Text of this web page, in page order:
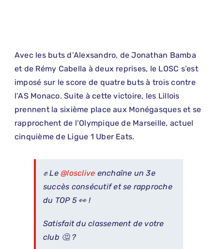
Avec les buts d’Alexsandro, de Jonathan Bamba
et de Rémy Cabella à deux reprises, le LOSC s’est
imposé sur le score de quatre buts à trois contre
l’AS Monaco. Suite à cette victoire, les Lillois
prennent la sixième place aux Monégasques et se
rapprochent de l’Olympique de Marseille, actuel
cinquième de Ligue 1 Uber Eats.
✊ Le@losclive enchaîne un 3e
succès consécutif et se rapproche
du TOP 5 👀 !
Satisfait du classement de votre
club 🤔 ?